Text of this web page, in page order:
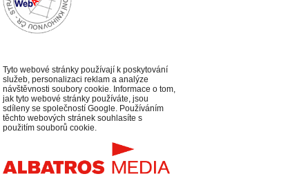
Tyto webové stránky používají k poskytování
služeb, personalizaci reklam a analýze
návštěvnosti soubory cookie. Informace o tom,
jak tyto webové stránky používáte, jsou
sdíleny se společností Google. Používáním
těchto webových stránek souhlasíte s
použitím souborů cookie.